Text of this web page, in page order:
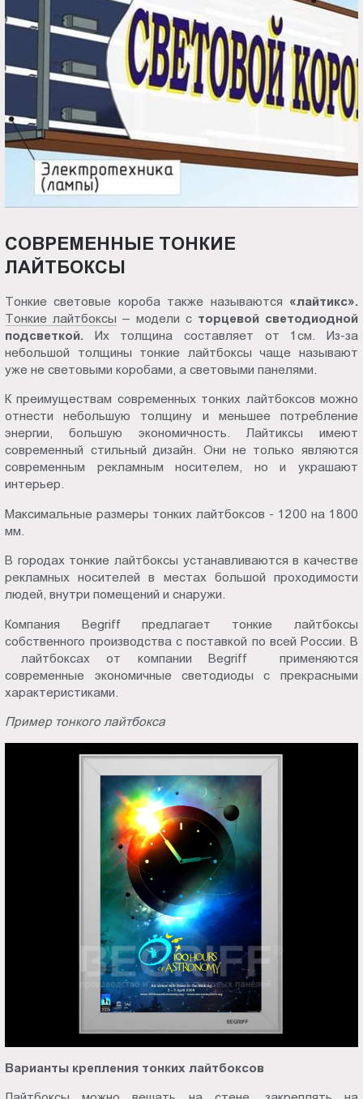
СОВРЕМЕННЫЕ ТОНКИЕ
ЛАЙТБОКСЫ
Тонкие световые короба также называются «лайтикс».
Тонкие лайтбоксы – модели с торцевой светодиодной
подсветкой. Их толщина составляет от 1см. Из-за
небольшой толщины тонкие лайтбоксы чаще называют
уже не световыми коробами, а световыми панелями.
К преимуществам современных тонких лайтбоксов можно
отнести небольшую толщину и меньшее потребление
энергии, большую экономичность. Лайтиксы имеют
современный стильный дизайн. Они не только являются
современным рекламным носителем, но и украшают
интерьер.
Максимальные размеры тонких лайтбоксов - 1200 на 1800
мм.
В городах тонкие лайтбоксы устанавливаются в качестве
рекламных носителей в местах большой проходимости
людей, внутри помещений и снаружи.
Компания Begriff предлагает тонкие лайтбоксы
собственного производства с поставкой по всей России. В
лайтбоксах от компании Begriff применяются
современные экономичные светодиоды с прекрасными
характеристиками.
Пример тонкого лайтбокса
Варианты крепления тонких лайтбоксов